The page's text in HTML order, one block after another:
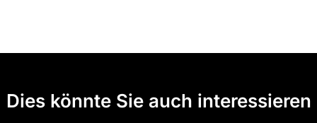
Dies könnte Sie auch interessieren